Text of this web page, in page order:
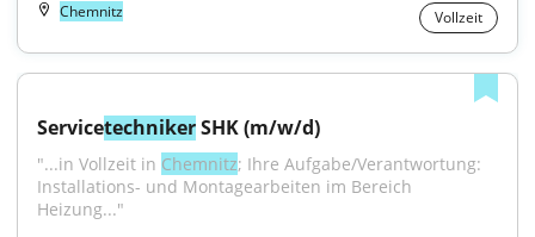
Chemnitz Vollzeit
Servicetechniker SHK (m/w/d)
"...in Vollzeit in Chemnitz; Ihre Aufgabe/Verantwortung:
Installations- und Montagearbeiten im Bereich
Heizung..."